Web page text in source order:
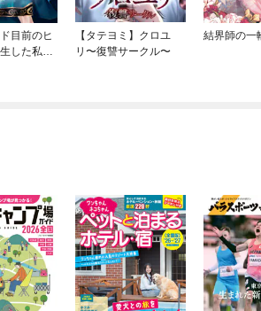
目前のヒ
した私、
【タテヨミ】クロユ
リ〜復讐サークル〜
結界師の一